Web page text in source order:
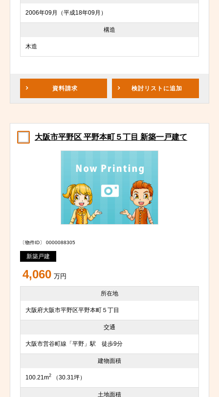
2006年09月（平成18年09月）
構造
木造
資料請求 検討リスト に追加
大阪市平野区 平野本町５丁目 新築一戸建て
〔物件ID〕 0000088305
新築戸建
4,060 万円
所在地
大阪府大阪市平野区平野本町５丁目
交通
大阪市営谷町線「平野」駅 徒歩9分
建物面積
100.21m2 （30.31坪）
土地面積